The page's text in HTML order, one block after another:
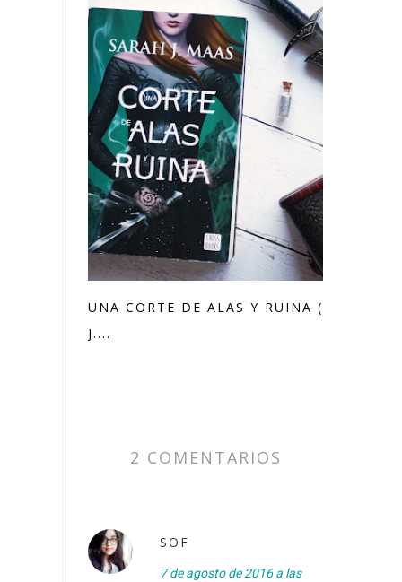
UNA CORTE DE ALAS Y RUINA (SARAH
J....
2 COMENTARIOS
SOF
7 de agosto de 2016 a las